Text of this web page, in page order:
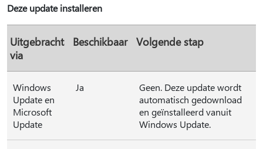
Deze update installeren
Uitgebracht
via
Beschikbaar Volgende stap
Windows
Update en
Microsoft
Update
Ja
Geen. Deze update wordt
automatisch gedownload
en geïnstalleerd vanuit
Windows Update.